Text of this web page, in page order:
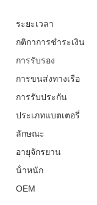
ระยะเวลา
กติกาการชําระเงิน
การรับรอง
การขนส่งทางเรือ
การรับประกัน
ประเภทแบตเตอรี่
ลักษณะ
อายุจักรยาน
น้ําหนัก
OEM